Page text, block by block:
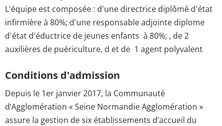
L'équipe est composée : d'une directrice diplômé d'état
infirmière à 80%; d'une responsable adjointe diplome
d'état d'éductrice de jeunes enfants à 80%; , de 2
auxilières de puériculture, d et de 1 agent polyvalent
Conditions d'admission
Depuis le 1er janvier 2017, la Communauté
d’Agglomération « Seine Normandie Agglomération »
assure la gestion de six établissements d’accueil du